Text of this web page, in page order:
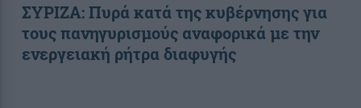
ΣΥΡΙΖΑ: Πυρά κατά της κυβέρνησης για
τους πανηγυρισμούς αναφορικά με την
ενεργειακή ρήτρα διαφυγής